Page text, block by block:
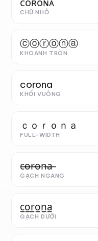
ᴄᴏʀᴏɴᴀ
CHỮ NHỎ
ⓒⓞⓡⓞⓝⓐ
KHOANH TRÒN
corona
KHỐI VUÔNG
ｃｏｒｏｎａ
FULL-WIDTH
c̶o̶r̶o̶n̶a̶
GẠCH NGANG
c̲o̲r̲o̲n̲a̲
GẠCH DƯỚI